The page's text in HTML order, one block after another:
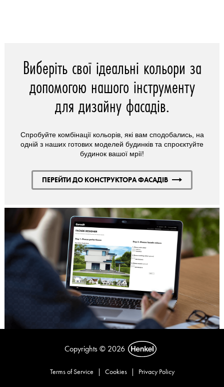
Виберіть свої ідеальні кольори за
допомогою нашого інструменту
для дизайну фасадів.
Спробуйте комбінації кольорів, які вам сподобались, на
одній з наших готових моделей будинків та спроєктуйте
будинок вашої мрії!
ПЕРЕЙТИ ДО КОНСТРУКТОРА ФАСАДІВ
Copyrights © 2026
Terms of Service | Cookies | Privacy Policy